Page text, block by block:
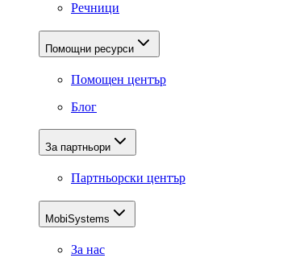
Речници
Помощни ресурси
Помощен център
Блог
За партньори
Партньорски център
MobiSystems
За нас